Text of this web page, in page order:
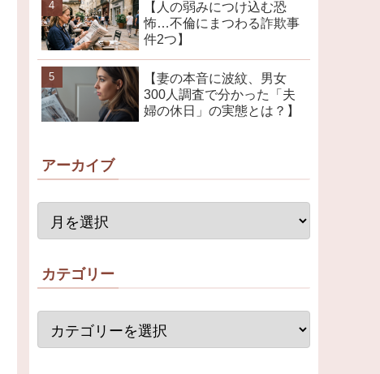
【人の弱みにつけ込む恐
怖…不倫にまつわる詐欺事
件2つ】
【妻の本音に波紋、男女
300人調査で分かった「夫
婦の休日」の実態とは？】
アーカイブ
カテゴリー